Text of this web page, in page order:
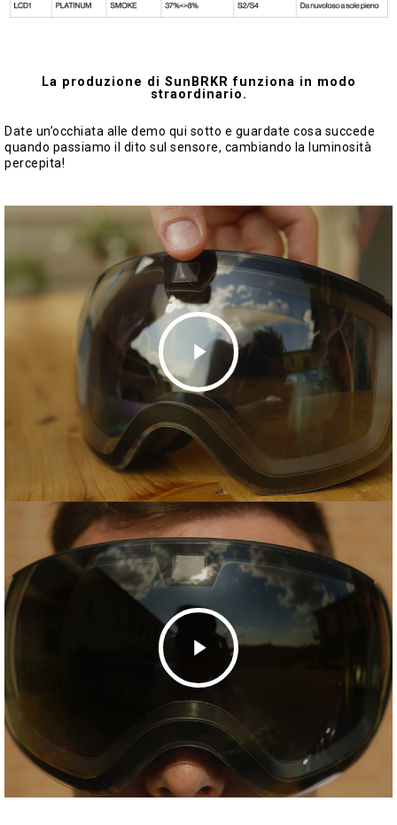
La produzione di SunBRKR funziona in modo
straordinario.
Date un’occhiata alle demo qui sotto e guardate cosa succede
quando passiamo il dito sul sensore, cambiando la luminosità
percepita!